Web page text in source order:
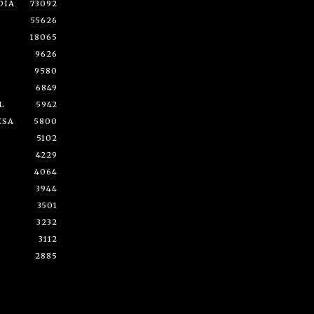
73092
55626
18065
9626
9580
6849
5942
5800
5102
4229
4064
3944
3501
3232
3112
2885